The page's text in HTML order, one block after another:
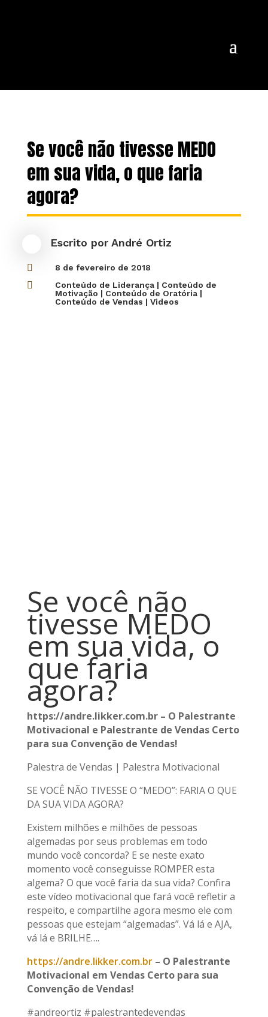
Se você não tivesse MEDO
em sua vida, o que faria
agora?
Escrito por André Ortiz
 8 de fevereiro de 2018
 Conteúdo de Liderança| Conteúdo de
Motivação | Conteúdo de Oratória|
Conteúdo de Vendas | Videos
Se você não
tivesse MEDO
em sua vida, o
que faria
agora?
https://andre.likker.com.br – O Palestrante
Motivacional e Palestrante de Vendas Certo
para sua Convenção de Vendas!
Palestra de Vendas | Palestra Motivacional
SE VOCÊ NÃO TIVESSE O “MEDO”: FARIA O QUE
DA SUA VIDA AGORA?
Existem milhões e milhões de pessoas
algemadas por seus problemas em todo
mundo você concorda? E se neste exato
momento você conseguisse ROMPER esta
algema? O que você faria da sua vida? Confira
este vídeo motivacional que fará você refletir a
respeito, e compartilhe agora mesmo ele com
pessoas que estejam “algemadas”. Vá lá e AJA,
vá lá e BRILHE….
https://andre.likker.com.br– O Palestrante
Motivacional em Vendas Certo para sua
Convenção de Vendas!
#andreortiz #palestrantedevendas